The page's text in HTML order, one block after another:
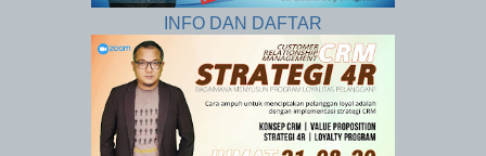
INFO DAN DAFTAR